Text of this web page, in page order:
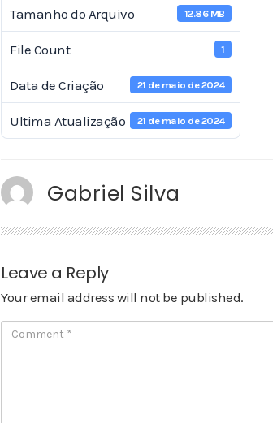
Tamanho do Arquivo 12.86 MB
File Count 1
Data de Criação 21 de maio de 2024
Ultima Atualização 21 de maio de 2024
Gabriel Silva
Leave a Reply
Your email address will not be published.